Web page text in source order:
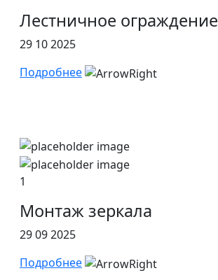
Лестничное ограждение
29 10 2025
Подробнее
1
Монтаж зеркала
29 09 2025
Подробнее